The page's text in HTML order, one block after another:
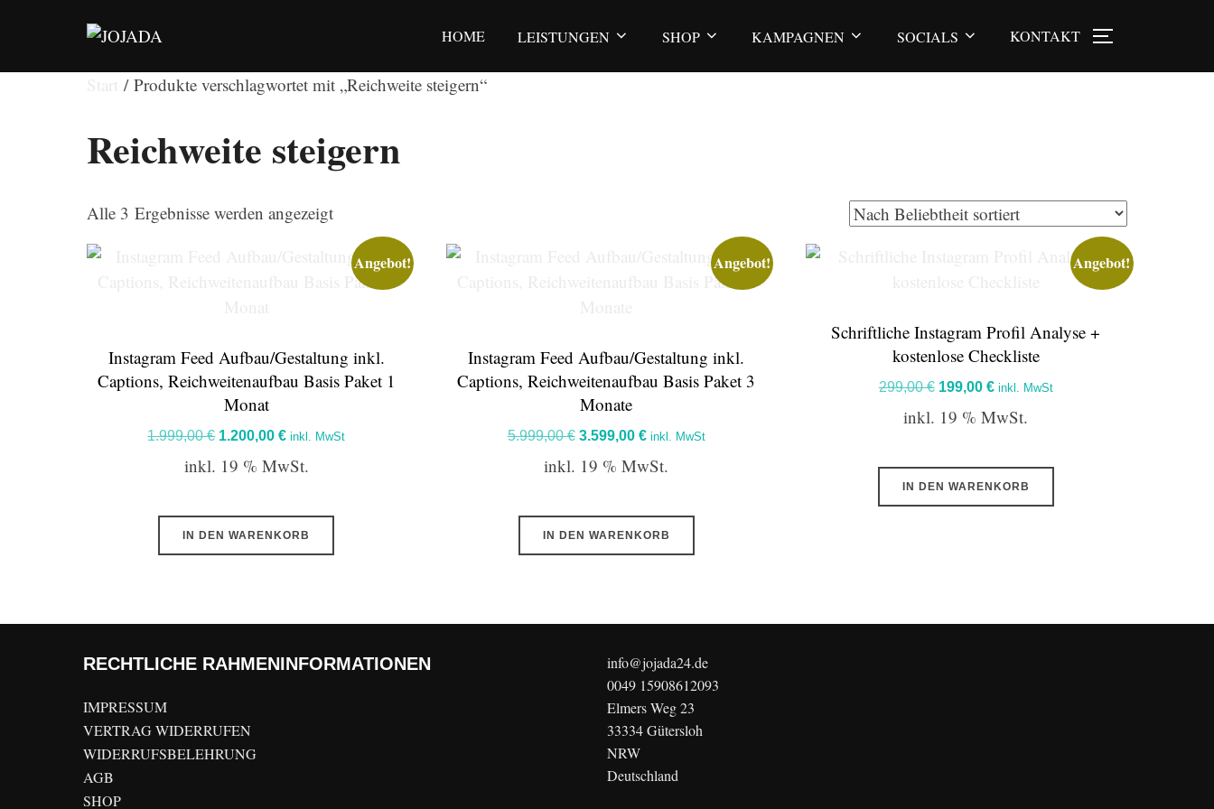
HOME LEISTUNGEN SHOP KAMPAGNEN SOCIALS KONTAKT
/ Produkte verschlagwortet mit „Reichweite steigern“
Reichweite steigern
Alle 3 Ergebnisse werden angezeigtNach
Beliebtheit
sortiert
Angebot!
Instagram Feed Aufbau/Gestaltung inkl.
Captions, Reichweitenaufbau Basis Paket 1
Monat
1.999,00€ Ursprünglicher
war:
1.200,00€Aktueller
ist:
inkl. MwSt
inkl. 19 % MwSt.
IN DEN WARENKORB
Angebot!
Instagram Feed Aufbau/Gestaltung inkl.
Captions, Reichweitenaufbau Basis Paket 3
Monate
5.999,00€ Ursprünglicher
war:
3.599,00 €Aktueller
ist:
inkl. MwSt
inkl. 19 % MwSt.
IN DEN WARENKORB
Angebot!
Schriftliche Instagram Profil Analyse +
kostenlose Checkliste
299,00€ Ursprünglicher
war:
199,00 €Aktueller
ist:
inkl. MwSt
inkl. 19 % MwSt.
IN DEN WARENKORB
RECHTLICHE RAHMENINFORMATIONEN
IMPRESSUM
VERTRAG WIDERRUFEN
WIDERRUFSBELEHRUNG
AGB
SHOP
info@jojada24.de
0049 15908612093
Elmers Weg 23
33334 Gütersloh
NRW
Deutschland